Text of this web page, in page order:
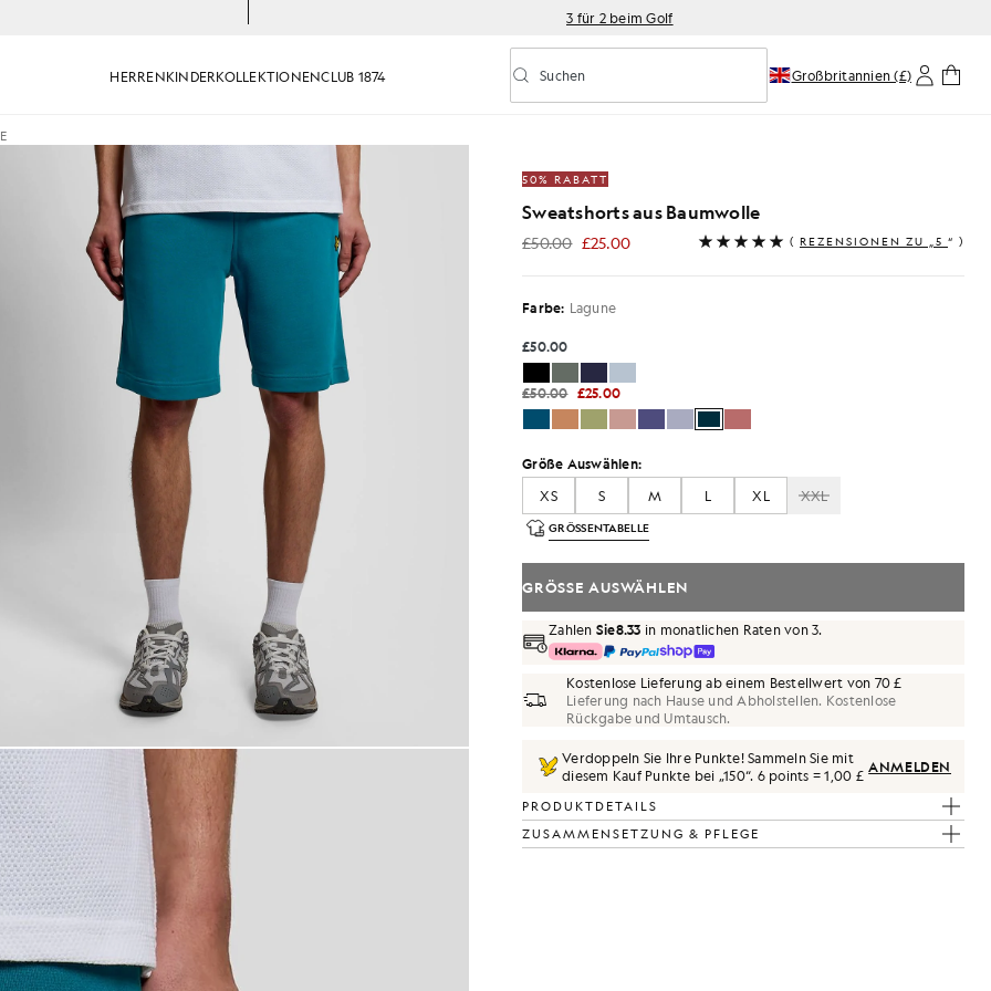
3 für 2 beim Golf
HERRENKINDERKOLLEKTIONENCLUB 1874 Vorausschauende Suche ein-/ausschalten
Suchen Großbritannien (£)
in der Lagune Mann trägt Baumwoll-Sweatshorts in der Lagune
trägt Baumwoll-Sweatshorts in der Lagune
50% RABATT
Sweatshorts aus Baumwolle
£50.00 £25.00
£25.00 ( REZENSIONEN ZU „5 “ )
Farbe: Lagune
£50.00
£50.00 £25.00
Größe Auswählen:
XS
S M L XL XXL
GRÖSSENTABELLE
GRÖSSE AUSWÄHLEN
Zahlen Sie8.33 in monatlichen Raten von 3.
Kostenlose Lieferung ab einem Bestellwert von 70 £
Lieferung nach Hause und Abholstellen. Kostenlose
Rückgabe und Umtausch.
Verdoppeln Sie Ihre Punkte! Sammeln Sie mit
diesem Kauf Punkte bei „150“. 6 points = 1,00 £ ANMELDEN
PRODUKTDETAILS
ZUSAMMENSETZUNG & PFLEGE